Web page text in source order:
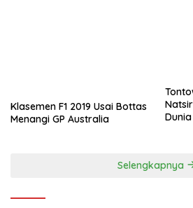
Klasemen F1 2019 Usai Bottas
Menangi GP Australia
Selengkapnya